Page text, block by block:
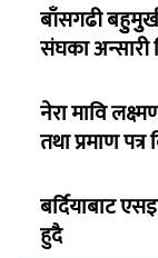
बाँसगढी
संघका अन्सारी
नेरा मावि
तथा प्रमाण
बर्दियाबाट
हुदै